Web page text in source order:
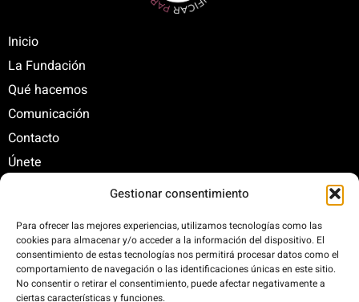
Gestionar consentimiento
Para ofrecer las mejores experiencias, utilizamos tecnologías como las
cookies para almacenar y/o acceder a la información del dispositivo. El
consentimiento de estas tecnologías nos permitirá procesar datos como el
comportamiento de navegación o las identificaciones únicas en este sitio.
No consentir o retirar el consentimiento, puede afectar negativamente a
ciertas características y funciones.
Inicio
La Fundación
Qué hacemos
Comunicación
Contacto
Únete
C/ Santa Engracia, 108. 5º Interior. Izda. 28003
+34 625 47 42 11
fundacion@fundacionrenovables.org
comunicacion@fundacionrenovables.org